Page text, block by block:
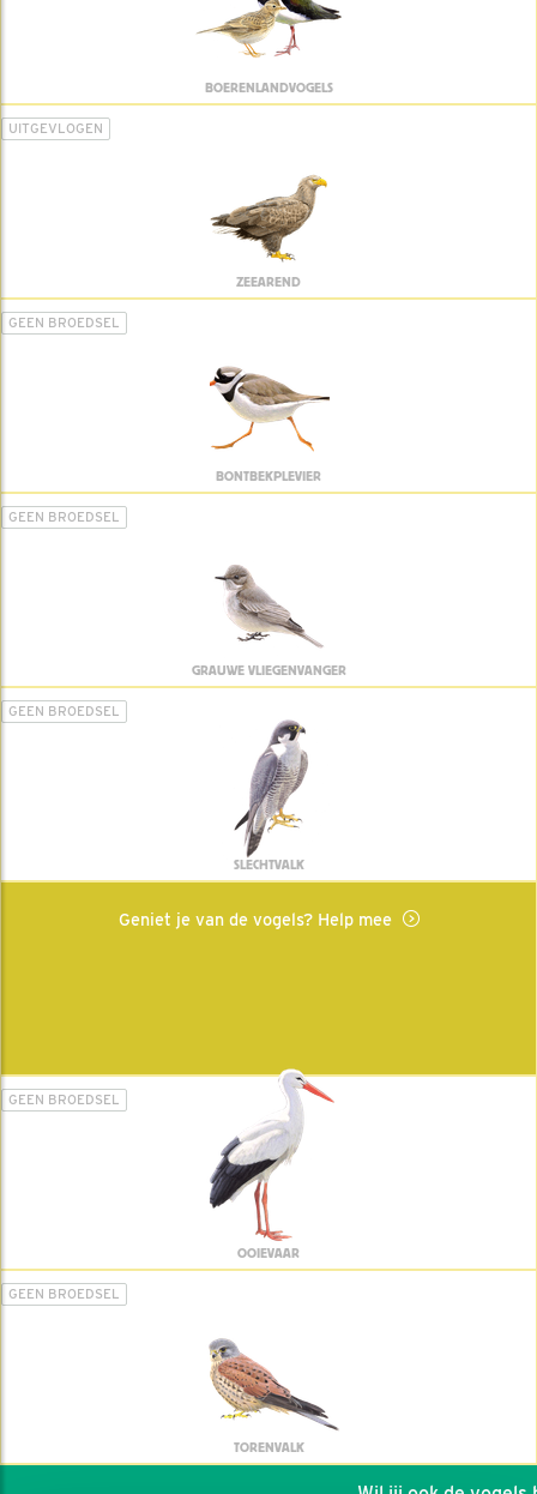
BOERENLANDVOGELS
UITGEVLOGEN
ZEEAREND
GEEN BROEDSEL
BONTBEKPLEVIER
GEEN BROEDSEL
GRAUWE VLIEGENVANGER
GEEN BROEDSEL
SLECHTVALK
Geniet je van de vogels? Help mee
GEEN BROEDSEL
OOIEVAAR
GEEN BROEDSEL
TORENVALK